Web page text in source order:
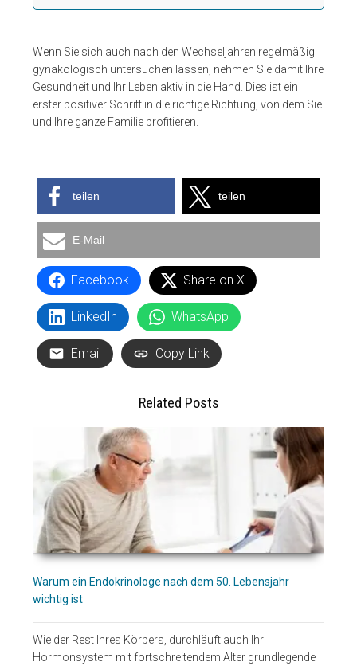
Wenn Sie sich auch nach den Wechseljahren regelmäßig
gynäkologisch untersuchen lassen, nehmen Sie damit Ihre
Gesundheit und Ihr Leben aktiv in die Hand. Dies ist ein
erster positiver Schritt in die richtige Richtung, von dem Sie
und Ihre ganze Familie profitieren.
teilen teilen
E-Mail
Facebook Share on X
LinkedIn WhatsApp
Email Copy Link
Related Posts
Warum ein Endokrinologe nach dem 50. Lebensjahr
wichtig ist
Wie der Rest Ihres Körpers, durchläuft auch Ihr
Hormonsystem mit fortschreitendem Alter grundlegende